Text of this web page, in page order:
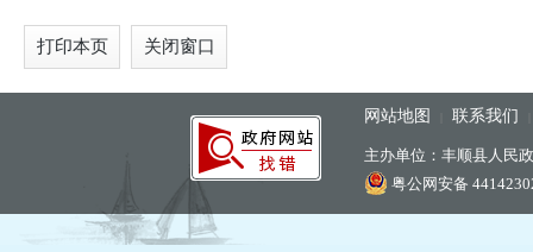
打印本页 关闭窗口
网站地图 联系我们
主办单位：丰顺县人民
粤公网安备